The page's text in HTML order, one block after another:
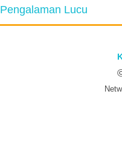
Pengalaman Lucu